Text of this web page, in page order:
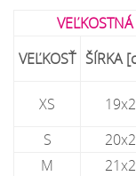
VEĽKOSŤ ŠÍRKA
XS
19x2
S
20x2
M
21x2